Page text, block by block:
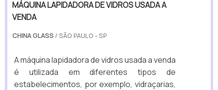
MÁQUINA LAPIDADORA DE VIDROS USADA A
VENDA
CHINA GLASS / SÃO PAULO - SP
A máquina lapidadora de vidros usada a venda
é utilizada em diferentes tipos de
estabelecimentos, por exemplo, vidraçarias,